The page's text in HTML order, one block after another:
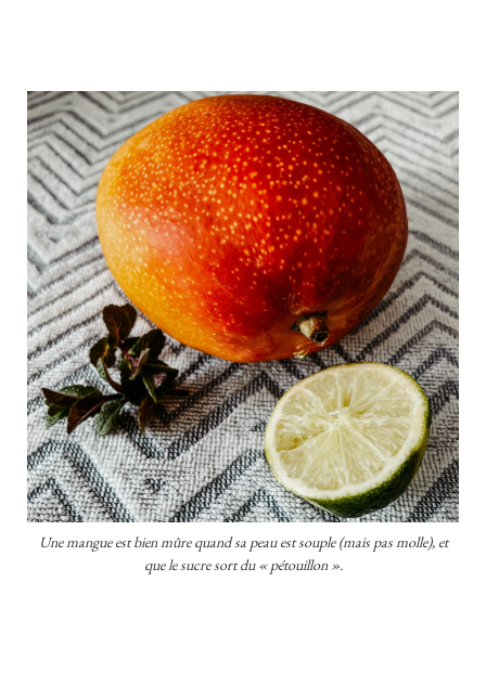
Une mangue est bien mûre quand sa peau est souple (mais pas molle), et
que le sucre sort du « pétouillon ».